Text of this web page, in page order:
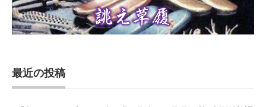
最近の投稿